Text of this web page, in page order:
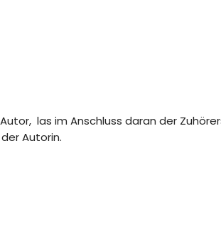
las im Anschluss daran der
Autorin.